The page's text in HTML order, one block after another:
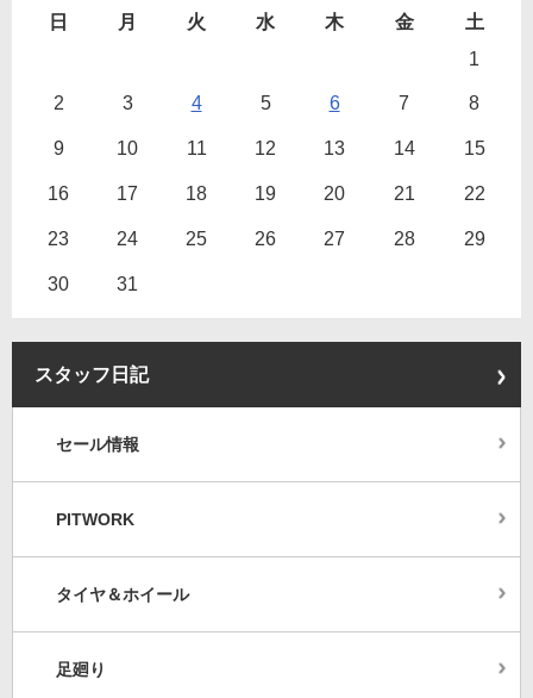
日 月 火 水 木 金
土
1
2 3 4 5 6 7 8
9 10 11 12 13 14 15
16 17 18 19 20 21 22
23 24 25 26 27 28 29
30 31
スタッフ日記
セール情報
PITWORK
タイヤ＆ホイール
足廻り